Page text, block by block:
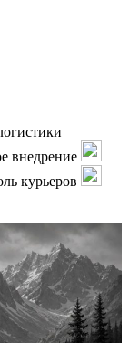
внедрение
курьеров